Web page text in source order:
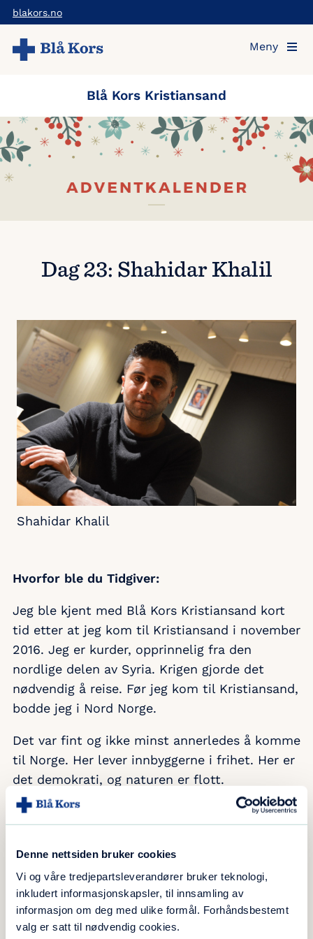
Denne nettsiden bruker cookies
Vi og våre tredjepartsleverandører bruker teknologi,
inkludert informasjonskapsler, til innsamling av
informasjon om deg med ulike formål. Forhåndsbestemt
valg er satt til nødvendig cookies.
Hopp
til
hovedinnholdet
blakors.no
Meny
Blå Kors Kristiansand
Dag 23: Shahidar Khalil
Shahidar Khalil
Hvorfor ble du Tidgiver:
Jeg ble kjent med Blå Kors Kristiansand kort
tid etter at jeg kom til Kristiansand i november
2016. Jeg er kurder, opprinnelig fra den
nordlige delen av Syria. Krigen gjorde det
nødvendig å reise. Før jeg kom til Kristiansand,
bodde jeg i Nord Norge.
Det var fint og ikke minst annerledes å komme
til Norge. Her lever innbyggerne i frihet. Her er
det demokrati, og naturen er flott.
Kort tid etter at jeg kom til Norge, kom jeg i
Jensen i Posebyen Frivilligsentral.
Hvilke oppgaver er det du utfører som
Tidgiver:
Jeg er med på Blå Gospel- og Blå Torsdag-